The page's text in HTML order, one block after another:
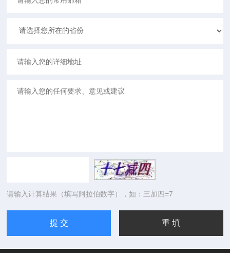
请输入计算结果（填写阿拉伯数字），如：三加四=7